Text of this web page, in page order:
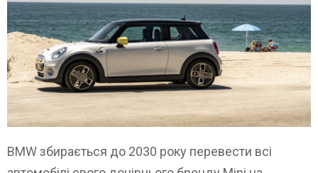
BMW збирається до 2030 року перевести всі